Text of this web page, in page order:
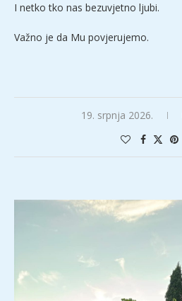
I netko tko nas bezuvjetno ljubi.
Važno je da Mu povjerujemo.
19. srpnja 2026.